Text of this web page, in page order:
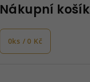
Nákupní košík
0ks /0 Kč